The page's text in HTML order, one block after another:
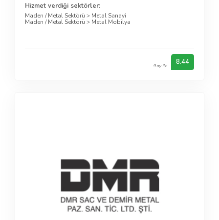
Hizmet verdiği sektörler:
Maden / Metal Sektörü > Metal Sanayi
Maden / Metal Sektörü > Metal Mobilya
9 oy ile 8.44